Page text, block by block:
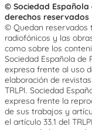
© Sociedad Española
derechos reservados
© Quedan reservados
radiofónicos y las
como sobre los
Sociedad Española de
expresa frente al uso
elaboración de
TRLPI. Sociedad
expresa frente la
de sus trabajos y
el artículo 33.1 del